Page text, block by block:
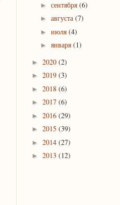
► сентября (6)
► августа (7)
► июля (4)
► января (1)
► 2020 (2)
► 2019 (3)
► 2018 (6)
► 2017 (6)
► 2016 (29)
► 2015 (39)
► 2014 (27)
► 2013 (12)